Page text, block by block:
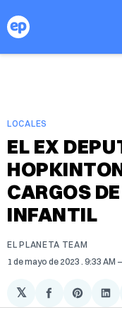
LOCALES
EL EX
CARGOS
INFANTIL
EL PLANETA TEAM
1 de mayo de 2023 . 9:33 AM
𝕏
Compartir
en
Share
on
en